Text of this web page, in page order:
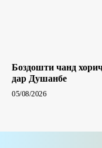
Боздошти чанд
дар Душанбе
05/08/2026